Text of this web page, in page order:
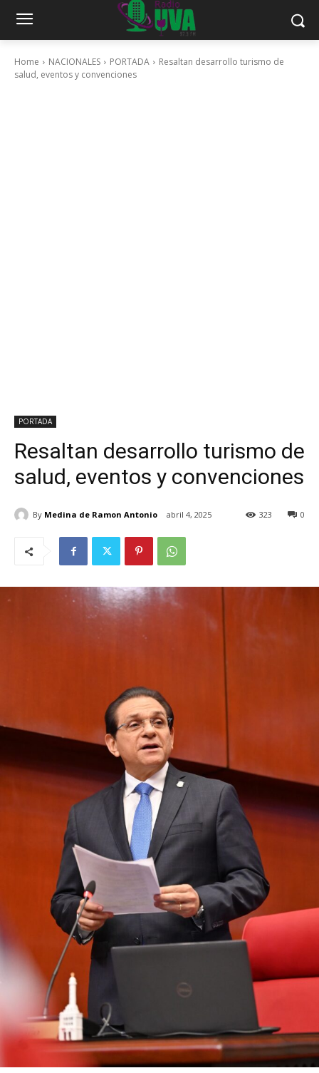
Home NACIONALES PORTADA
Resaltan desarrollo turismo de
salud, eventos y convenciones
PORTADA
Resaltan desarrollo turismo de
salud, eventos y convenciones
By Medina de Ramon Antonio abril 4, 2025 0
323